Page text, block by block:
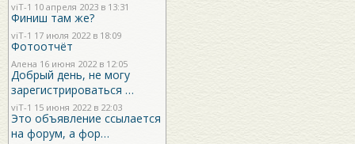
viT-1 10 апреля 2023 в 13:31
Финиш там же?
viT-1 17 июля 2022 в 18:09
Фотоотчёт
Алена 16 июня 2022 в 12:05
Добрый день, не могу
зарегистрироваться …
viT-1 15 июня 2022 в 22:03
Это объявление ссылается
на форум, а фор…